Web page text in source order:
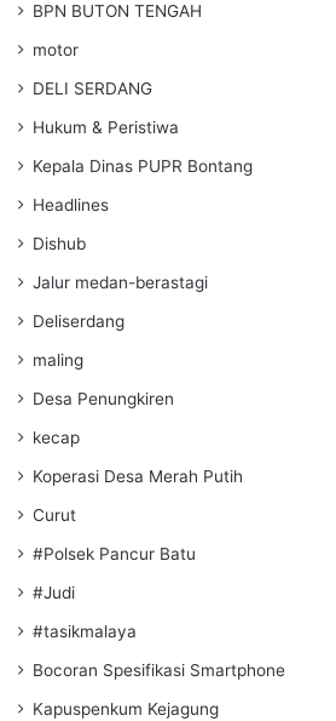
BPN BUTON TENGAH
motor
DELI SERDANG
Hukum & Peristiwa
Kepala Dinas PUPR Bontang
Headlines
Dishub
Jalur medan-berastagi
Deliserdang
maling
Desa Penungkiren
kecap
Koperasi Desa Merah Putih
Curut
#Polsek Pancur Batu
#Judi
#tasikmalaya
Bocoran Spesifikasi Smartphone
Kapuspenkum Kejagung